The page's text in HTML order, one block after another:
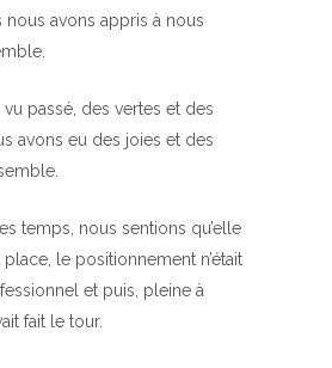
avons appris à nous
vu passé, des vertes et des
avons eu des joies et des
temps, nous sentions qu’elle
place, le positionnement n’était
et puis, pleine à
fait le tour.